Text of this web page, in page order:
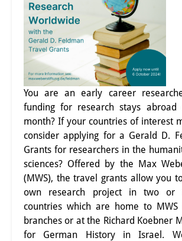
ーション
リサーチ・サポート
客員研究員
奨学生
研修生
研究活動
研究活動の概要
研究クラスター
日本におけるサステ
研究クラスター
You are an early career
funding for research stays
month? If your countries of interest
consider applying for a Gerald D.
Grants for researchers in the
sciences? Offered by the Max
(MWS), the travel grants allow you
own research project in two or
countries which are home to MWS
branches or at the Richard Koebner
for German History in Israel.